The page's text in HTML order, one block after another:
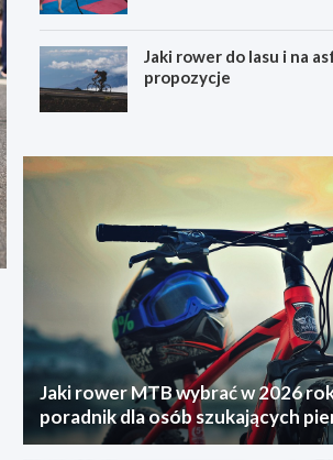
Jaki rower do lasu i na
propozycje
Jaki rower MTB wybrać w 2026
poradnik dla osób szukających
górskiego roweru